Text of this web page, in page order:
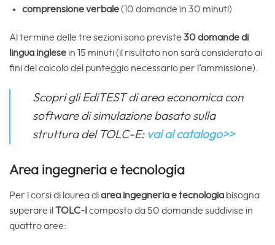
comprensione verbale(10 domande in 30 minuti)
Al termine delle tre sezioni sono previste 30 domande di
lingua inglese in 15 minuti (il risultato non sarà considerato ai
fini del calcolo del punteggio necessario per l’ammissione).
Scopri gli EdiTEST di area economica con
software di simulazione basato sulla
struttura del TOLC-E: vai al catalogo>>
Area ingegneria e tecnologia
Per i corsi di laurea diarea ingegneria e tecnologia bisogna
superare il TOLC-I composto da 50 domande suddivise in
quattro aree: